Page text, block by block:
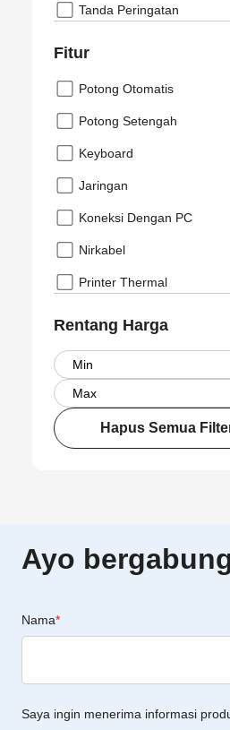
Tanda Peringatan
Fitur
Potong Otomatis
Potong Setengah
Keyboard
Jaringan
Koneksi Dengan PC
Nirkabel
Printer Thermal
Rentang Harga
Hapus Semua
Ayo
Nama*
Saya ingin menerima informasi